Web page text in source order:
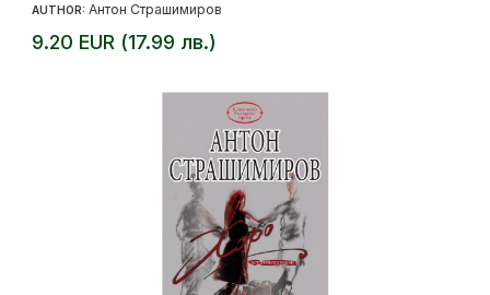
AUTHOR: Антон Страшимиров
9.20 EUR (17.99 лв.)